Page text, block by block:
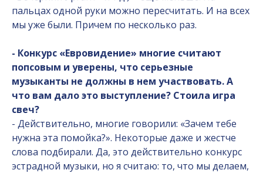
пальцах одной руки можно пересчитать. И на всех
мы уже были. Причем по несколько раз.
- Конкурс «Евровидение» многие считают
попсовым и уверены, что серьезные
музыканты не должны в нем участвовать. А
что вам дало это выступление? Стоила игра
свеч?
- Действительно, многие говорили: «Зачем тебе
нужна эта помойка?». Некоторые даже и жестче
слова подбирали. Да, это действительно конкурс
эстрадной музыки, но я считаю: то, что мы делаем,